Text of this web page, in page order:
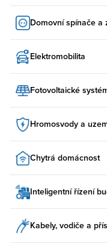
Domovní spínače a
Elektromobilita
Fotovoltaické
Hromosvody a
Chytrá domácnost
Inteligentní řízení
Kabely, vodiče a